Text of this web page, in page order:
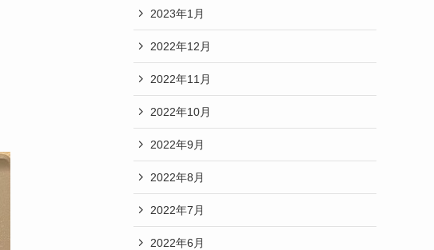
2023年1月
2022年12月
2022年11月
2022年10月
2022年9月
2022年8月
2022年7月
2022年6月